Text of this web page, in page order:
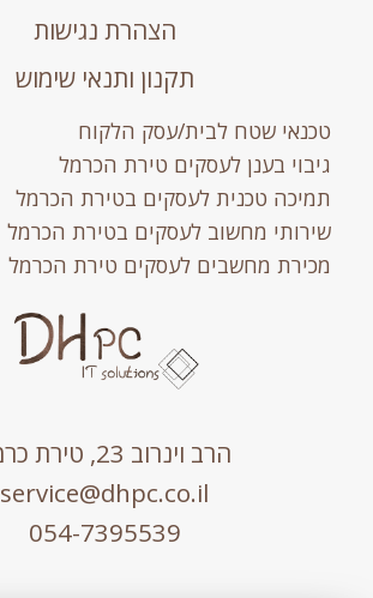
הצהרת נגישות
תקנון ותנאי שימוש
טכנאי שטח לבית/עסק הלקוח
גיבוי בענן לעסקים טירת הכרמל
תמיכה טכנית לעסקים בטירת הכרמל
שירותי מחשוב לעסקים בטירת הכרמל
מכירת מחשבים לעסקים טירת הכרמל
הרב וינרוב 23, טירת כרמל
service@dhpc.co.il
054-7395539